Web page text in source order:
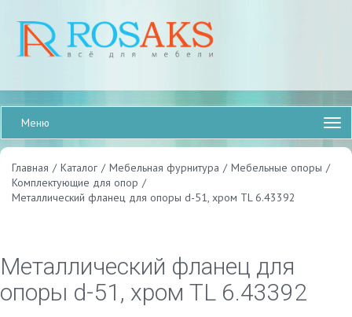
Меню
Главная / Каталог / Мебельная фурнитура / Мебельные опоры /
Комплектующие для опор /
Металлический фланец для опоры d-51, хром TL 6.43392
Металлический фланец для
опоры d-51, хром TL 6.43392